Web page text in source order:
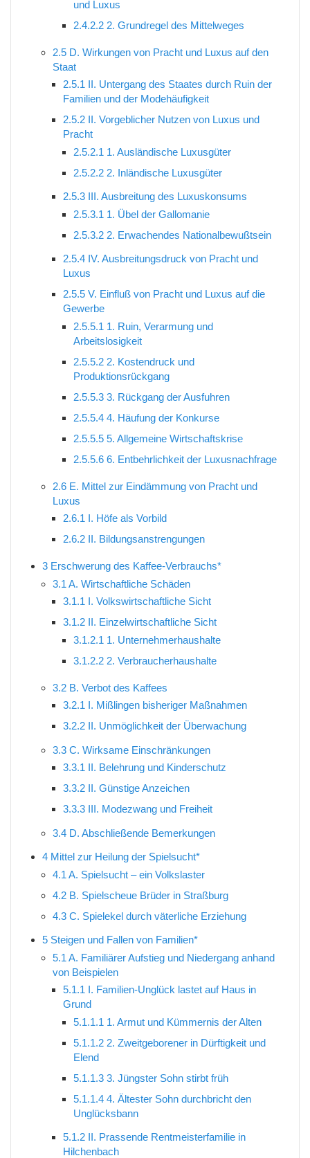
und Luxus
2.4.2.2 2. Grundregel des Mittelweges
2.5 D. Wirkungen von Pracht und Luxus auf den
Staat
2.5.1 II. Untergang des Staates durch Ruin der
Familien und der Modehäufigkeit
2.5.2 II. Vorgeblicher Nutzen von Luxus und
Pracht
2.5.2.1 1. Ausländische Luxusgüter
2.5.2.2 2. Inländische Luxusgüter
2.5.3 III. Ausbreitung des Luxuskonsums
2.5.3.1 1. Übel der Gallomanie
2.5.3.2 2. Erwachendes Nationalbewußtsein
2.5.4 IV. Ausbreitungsdruck von Pracht und
Luxus
2.5.5 V. Einfluß von Pracht und Luxus auf die
Gewerbe
2.5.5.1 1. Ruin, Verarmung und
Arbeitslosigkeit
2.5.5.2 2. Kostendruck und
Produktionsrückgang
2.5.5.3 3. Rückgang der Ausfuhren
2.5.5.4 4. Häufung der Konkurse
2.5.5.5 5. Allgemeine Wirtschaftskrise
2.5.5.6 6. Entbehrlichkeit der Luxusnachfrage
2.6 E. Mittel zur Eindämmung von Pracht und
Luxus
2.6.1 I. Höfe als Vorbild
2.6.2 II. Bildungsanstrengungen
3 Erschwerung des Kaffee-Verbrauchs*
3.1 A. Wirtschaftliche Schäden
3.1.1 I. Volkswirtschaftliche Sicht
3.1.2 II. Einzelwirtschaftliche Sicht
3.1.2.1 1. Unternehmerhaushalte
3.1.2.2 2. Verbraucherhaushalte
3.2 B. Verbot des Kaffees
3.2.1 I. Mißlingen bisheriger Maßnahmen
3.2.2 II. Unmöglichkeit der Überwachung
3.3 C. Wirksame Einschränkungen
3.3.1 II. Belehrung und Kinderschutz
3.3.2 II. Günstige Anzeichen
3.3.3 III. Modezwang und Freiheit
3.4 D. Abschließende Bemerkungen
4 Mittel zur Heilung der Spielsucht*
4.1 A. Spielsucht – ein Volkslaster
4.2 B. Spielscheue Brüder in Straßburg
4.3 C. Spielekel durch väterliche Erziehung
5 Steigen und Fallen von Familien*
5.1 A. Familiärer Aufstieg und Niedergang anhand
von Beispielen
5.1.1 I. Familien-Unglück lastet auf Haus in
Grund
5.1.1.1 1. Armut und Kümmernis der Alten
5.1.1.2 2. Zweitgeborener in Dürftigkeit und
Elend
5.1.1.3 3. Jüngster Sohn stirbt früh
5.1.1.4 4. Ältester Sohn durchbricht den
Unglücksbann
5.1.2 II. Prassende Rentmeisterfamilie in
Hilchenbach